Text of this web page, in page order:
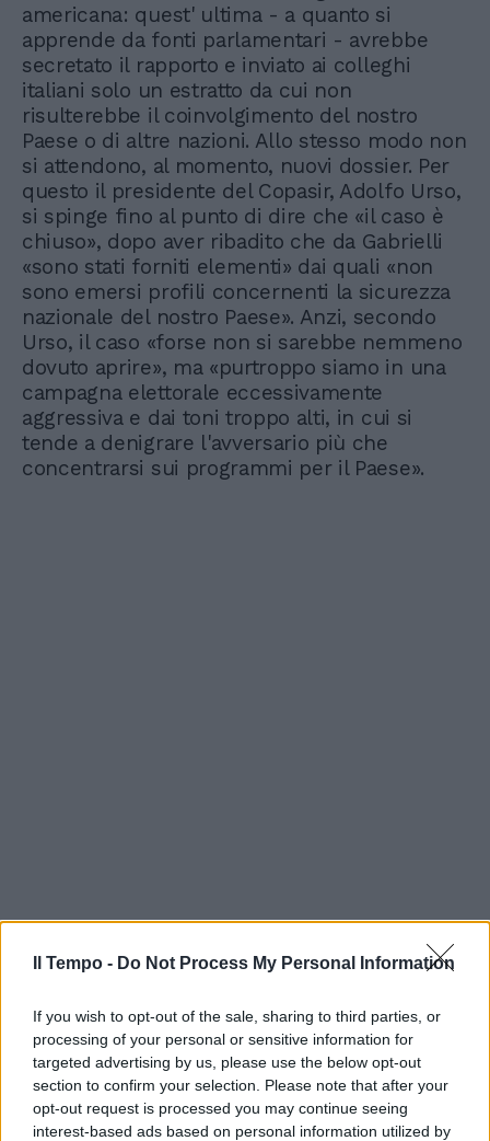
Il Tempo - Do Not Process My Personal Information
If you wish to opt-out of the sale, sharing to third parties, or
processing of your personal or sensitive information for
targeted advertising by us, please use the below opt-out
section to confirm your selection. Please note that after your
opt-out request is processed you may continue seeing
interest-based ads based on personal information utilized by
americana: quest' ultima - a quanto si
apprende da fonti parlamentari - avrebbe
secretato il rapporto e inviato ai colleghi
italiani solo un estratto da cui non
risulterebbe il coinvolgimento del nostro
Paese o di altre nazioni. Allo stesso modo non
si attendono, al momento, nuovi dossier. Per
questo il presidente del Copasir, Adolfo Urso,
si spinge fino al punto di dire che «il caso è
chiuso», dopo aver ribadito che da Gabrielli
«sono stati forniti elementi» dai quali «non
sono emersi profili concernenti la sicurezza
nazionale del nostro Paese». Anzi, secondo
Urso, il caso «forse non si sarebbe nemmeno
dovuto aprire», ma «purtroppo siamo in una
campagna elettorale eccessivamente
aggressiva e dai toni troppo alti, in cui si
tende a denigrare l'avversario più che
concentrarsi sui programmi per il Paese».